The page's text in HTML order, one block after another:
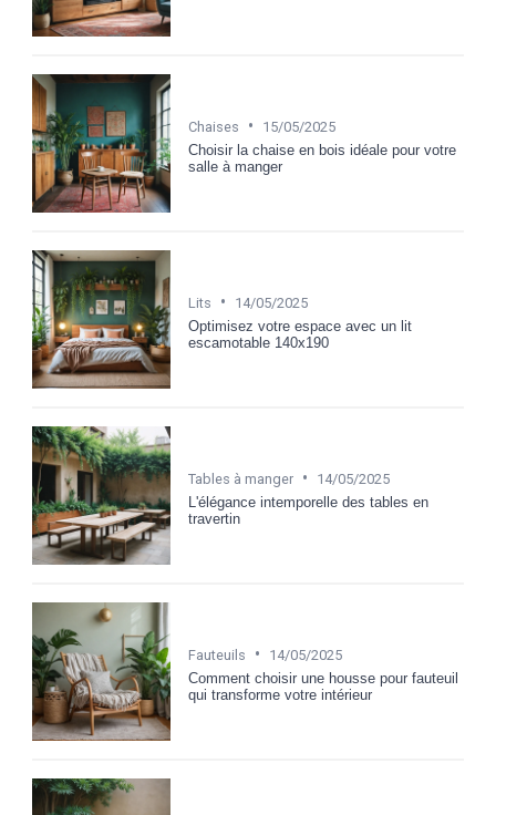
Chaises •
15/05/2025
Choisir la chaise en bois idéale pour votre
salle à manger
Lits •
14/05/2025
Optimisez votre espace avec un lit
escamotable 140x190
Tables à manger •
14/05/2025
L'élégance intemporelle des tables en
travertin
Fauteuils •
14/05/2025
Comment choisir une housse pour fauteuil
qui transforme votre intérieur